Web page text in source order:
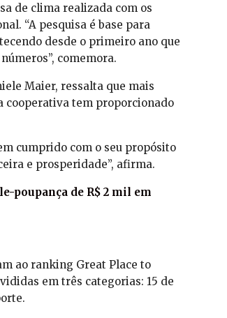
de clima realizada com os
“A pesquisa é base para
desde o primeiro ano que
comemora.
Maier, ressalta que mais
cooperativa tem proporcionado
cumprido com o seu propósito
e prosperidade”, afirma.
poupança de R$ 2 mil em
ao ranking Great Place to
em três categorias: 15 de